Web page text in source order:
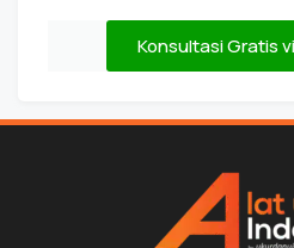
Konsultasi Gratis